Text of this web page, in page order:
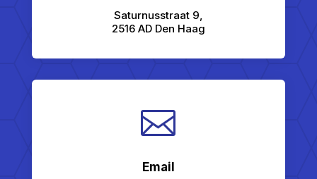
Saturnusstraat 9,
2516 AD Den Haag

Email